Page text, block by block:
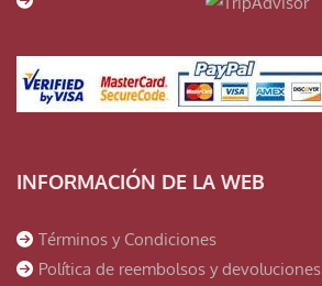
INFORMACIÓN DE LA WEB
Términos y Condiciones
Política de reembolsos y devoluciones